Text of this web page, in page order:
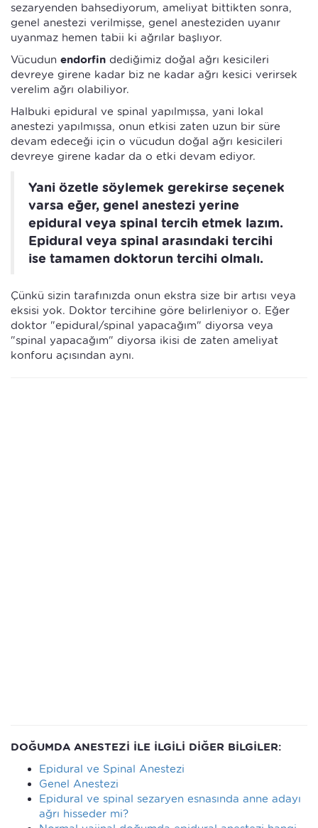
sezaryenden bahsediyorum, ameliyat bittikten sonra,
genel anestezi verilmişse, genel anesteziden uyanır
uyanmaz hemen tabii ki ağrılar başlıyor.
Vücudun endorfin dediğimiz doğal ağrı kesicileri
devreye girene kadar biz ne kadar ağrı kesici verirsek
verelim ağrı olabiliyor.
Halbuki epidural ve spinal yapılmışsa, yani lokal
anestezi yapılmışsa, onun etkisi zaten uzun bir süre
devam edeceği için o vücudun doğal ağrı kesicileri
devreye girene kadar da o etki devam ediyor.
Yani özetle söylemek gerekirse seçenek
varsa eğer, genel anestezi yerine
epidural veya spinal tercih etmek lazım.
Epidural veya spinal arasındaki tercihi
ise tamamen doktorun tercihi olmalı.
Çünkü sizin tarafınızda onun ekstra size bir artısı veya
eksisi yok. Doktor tercihine göre belirleniyor o. Eğer
doktor "epidural/spinal yapacağım" diyorsa veya
"spinal yapacağım" diyorsa ikisi de zaten ameliyat
konforu açısından aynı.
DOĞUMDA ANESTEZİ İLE İLGİLİ DİĞER BİLGİLER:
Epidural ve Spinal Anestezi
Genel Anestezi
Epidural ve spinal sezaryen esnasında anne adayı
ağrı hisseder mi?